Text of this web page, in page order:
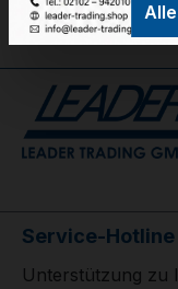
Service-Hotline
Unterstützung zu